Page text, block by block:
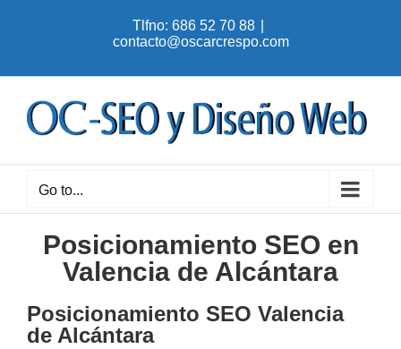
Tlfno: 686 52 70 88
contacto@oscarcrespo.com
Go to...
Posicionamiento SEO en
Valencia de Alcántara
Posicionamiento SEO Valencia
de Alcántara